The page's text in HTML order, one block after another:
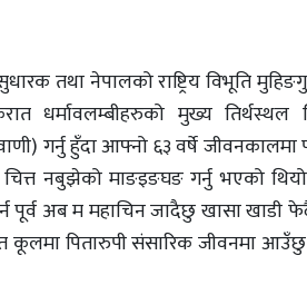
तथा नेपालको राष्ट्रिय विभूति
धर्मावलम्बीहरुको मुख्य
गर्नु हुँदा आफ्नो ६३ वर्षे
नबुझेको माङइङघङ गर्नु भएको
पूर्व अब म महाचिन जादैछु खासा खाडी
कूलमा पितारुपी संसारिक जीवनमा